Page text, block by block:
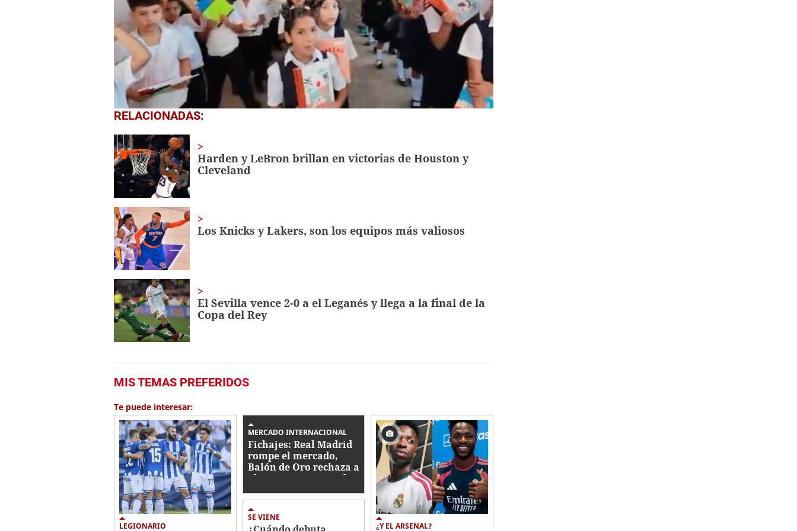
1
second
1
minute,
56
seconds Volume
0%
RELACIONADAS:
Harden y LeBron brillan en victorias de Houston y
Cleveland
Los Knicks y Lakers, son los equipos más valiosos
El Sevilla vence 2-0 a el Leganés y llega a la final de la
Copa del Rey
MIS TEMAS PREFERIDOS
Te puede interesar:
LEGIONARIO
MERCADO INTERNACIONAL
Fichajes: Real Madrid
rompe el mercado,
Balón de Oro rechaza a
Florentino para ir al
noticia
SE VIENE
¿Y EL ARSENAL?